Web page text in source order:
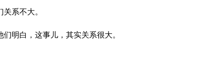
系不大。
明白，这事儿，其实关系很大。